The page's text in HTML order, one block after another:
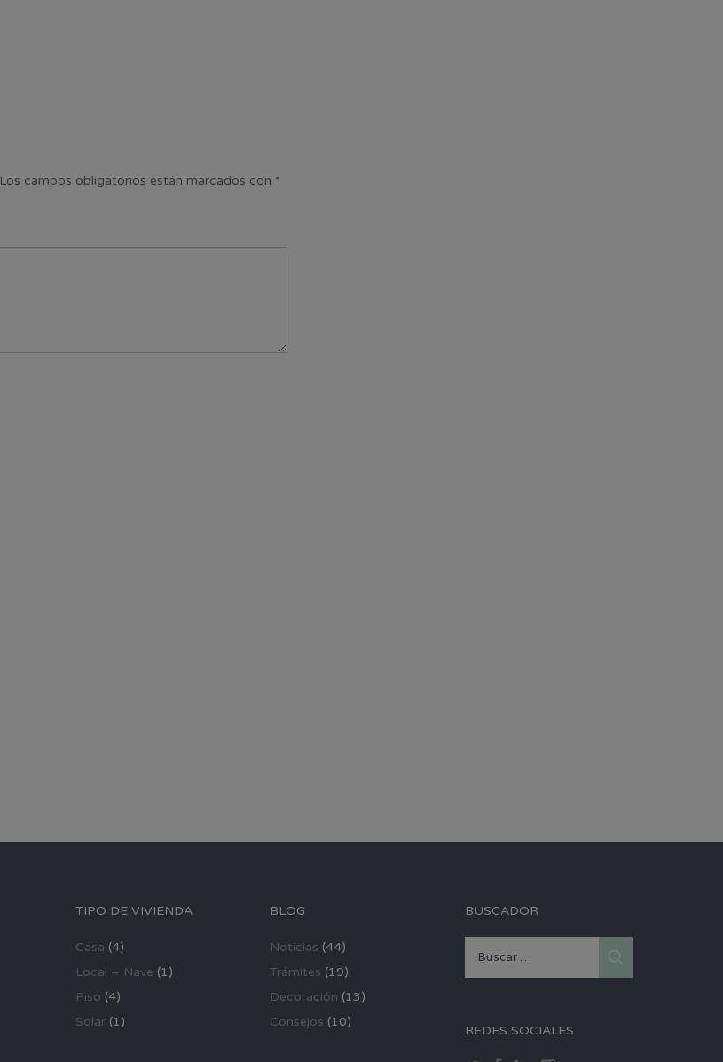
Los campos obligatorios están marcados con *
TIPO DE VIVIENDA
Casa (4)
Local – Nave (1)
Piso (4)
Solar(1)
BLOG
Noticias (44)
Trámites (19)
Decoración (13)
Consejos (10)
BUSCADOR
Buscar:
REDES SOCIALES